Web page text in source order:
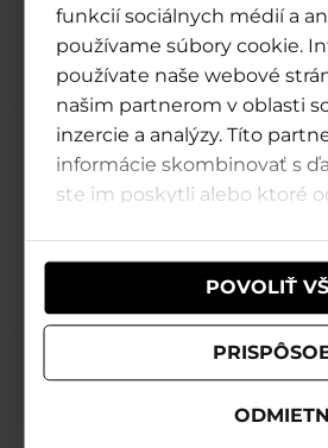
funkcií sociálnych médií a
používame súbory cookie.
používate naše webové
našim partnerom v oblasti
inzercie a analýzy. Títo
informácie skombinovať s
ste im poskytli alebo ktoré
POVOLIŤ
Monkey Slide,
Každý den:
Otevírací hodiny
každý
17:00 -